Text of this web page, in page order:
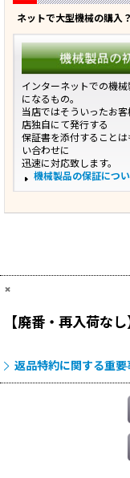
ネットで大型機械の購入
インターネットでの機
になるもの。
当店ではそういったお
店独自にて発行する
保証書を添付すること
い合わせに
迅速に対応致します。
機械製品の保証につ
×
【廃番・再入荷な
返品特約に関する重要